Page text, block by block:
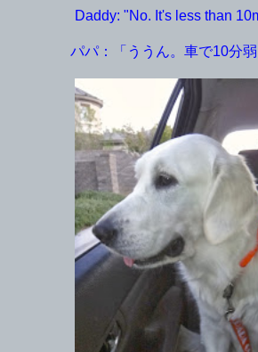
Daddy: "No. It's less than
パパ：「ううん。車で10分弱